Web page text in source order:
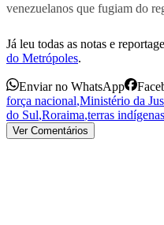
venezuelanos que fugiam do
Já leu todas as notas e
do Metrópoles.
Enviar no WhatsApp
força nacional,Ministério da
do Sul,Roraima,terras indígenas
Ver Comentários